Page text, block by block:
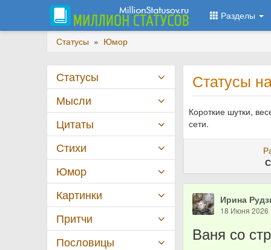
Разделы
Статусы » Юмор
Статусы
Короткие шутки,
сети.
Ирина
18 Июня 2026
Ваня со
Статусы
Мысли
Цитаты
Стихи
Юмор
Картинки
Притчи
Пословицы